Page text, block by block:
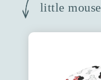
little mouse